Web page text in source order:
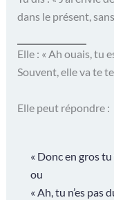
dans le présent,
Elle : « Ah ouais, tu
Souvent, elle va te
Elle peut répondre :
« Donc en gros tu
ou
« Ah, tu n’es pas